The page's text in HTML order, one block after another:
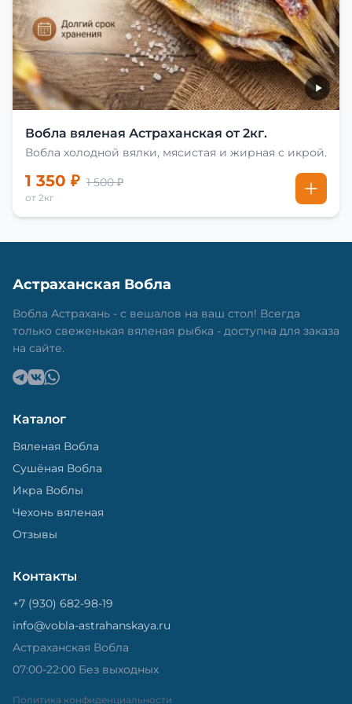
Вобла вяленая Астраханская от 2кг.
Вобла холодной вялки, мясистая и жирная с икрой.
1 350 ₽ 1 500 ₽
от 2кг
Астраханская Вобла
Вобла Астрахань - с вешалов на ваш стол! Всегда
только свеженькая вяленая рыбка - доступна для заказа
на сайте.
Каталог
Вяленая Вобла
Сушёная Вобла
Икра Воблы
Чехонь вяленая
Отзывы
Контакты
+7 (930) 682-98-19
info@vobla-astrahanskaya.ru
Астраханская Вобла
07:00-22:00 Без выходных
Политика конфиденциальности